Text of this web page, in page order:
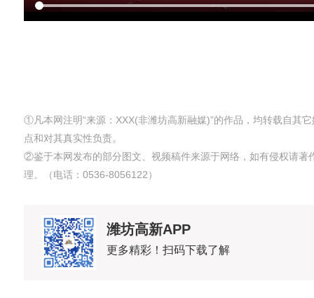
①凡本网注明“来源：XXX(非潍坊高新融媒)”的作品，均转载自其
点和对其真实性负责。
②鉴于本网发布的部分图文、视频稿件来源于网络，如有侵权请
理。（电话：0536-8056122）
潍坊高新APP
更多精彩！扫码下载了解